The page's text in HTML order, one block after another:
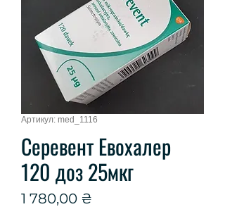
Артикул: med_1116
Серевент Евохалер
120 доз 25мкг
1 780,00 ₴